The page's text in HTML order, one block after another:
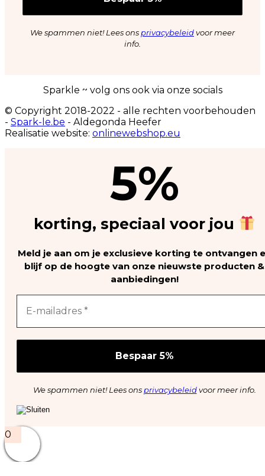
We spammen niet! Lees ons privacybeleidvoor meer
info.
Sparkle ~ volg ons ook via onze socials
© Copyright 2018-2022 - alle rechten voorbehouden
- Spark-le.be - Aldegonda Heefer
Realisatie website: onlinewebshop.eu
5%
korting, speciaal voor jou
Meld je aan om je exclusieve korting te ontvangen
blijf op de hoogte van onze nieuwste producten &
aanbiedingen!
We spammen niet! Lees ons privacybeleidvoor meer info.
0